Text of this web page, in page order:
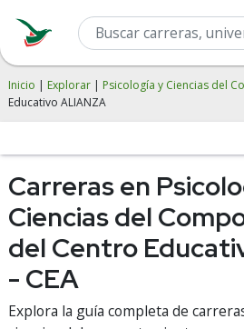
Inicio | Explorar | Psicología y Ciencias del
Educativo ALIANZA
Carreras en
Ciencias del
del Centro
- CEA
Explora la guía completa de